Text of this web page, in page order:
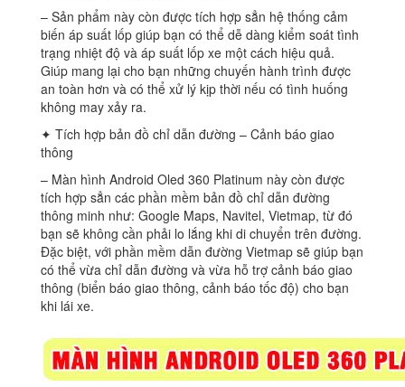
– Sản phẩm này còn được tích hợp sẳn hệ thống cảm
biến áp suất lốp giúp bạn có thể dễ dàng kiểm soát tình
trạng nhiệt độ và áp suất lốp xe một cách hiệu quả.
Giúp mang lại cho bạn những chuyến hành trình được
an toàn hơn và có thể xử lý kịp thời nếu có tình huống
không may xảy ra.
✦ Tích hợp bản đồ chỉ dẫn đường – Cảnh báo giao
thông
– Màn hình Android Oled 360 Platinum này còn được
tích hợp sẳn các phần mềm bản đồ chỉ dẫn đường
thông minh như: Google Maps, Navitel, Vietmap, từ đó
bạn sẽ không cần phải lo lắng khi di chuyển trên đường.
Đặc biệt, với phần mềm dẫn đường Vietmap sẽ giúp bạn
có thể vừa chỉ dẫn đường và vừa hỗ trợ cảnh báo giao
thông (biển báo giao thông, cảnh báo tốc độ) cho bạn
khi lái xe.